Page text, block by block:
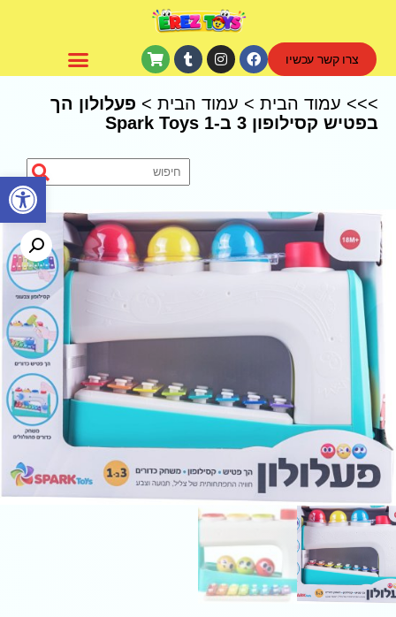
פתח סרגל נגישות
צרו קשר עכשיו
>>> עמוד הבית > עמוד הבית > פעלולון הך
בפטיש קסילופון 3 ב-1 Spark Toys